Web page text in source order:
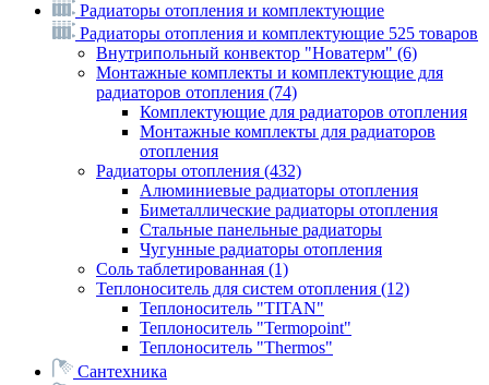
Радиаторы отопления и комплектующие
Радиаторы отопления и комплектующие 525 товаров
Внутрипольный конвектор "Новатерм" (6)
Монтажные комплекты и комплектующие для
радиаторов отопления (74)
Комплектующие для радиаторов отопления
Монтажные комплекты для радиаторов
отопления
Радиаторы отопления (432)
Алюминиевые радиаторы отопления
Биметаллические радиаторы отопления
Стальные панельные радиаторы
Чугунные радиаторы отопления
Соль таблетированная (1)
Теплоноситель для систем отопления (12)
Теплоноситель "TITAN"
Теплоноситель "Termopoint"
Теплоноситель "Thermos"
Сантехника